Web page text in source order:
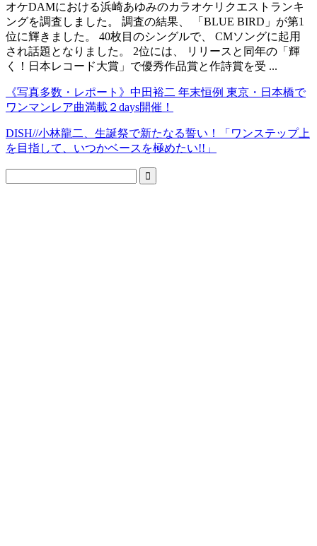
オケDAMにおける浜崎あゆみのカラオケリクエストランキ
ングを調査しました。 調査の結果、 「BLUE BIRD」が第1
位に輝きました。 40枚目のシングルで、 CMソングに起用
され話題となりました。 2位には、 リリースと同年の「輝
く！日本レコード大賞」で優秀作品賞と作詩賞を受 ...
《写真多数・レポート》中田裕二 年末恒例 東京・日本橋で
ワンマンレア曲満載２days開催！
DISH//小林龍二、生誕祭で新たなる誓い！「ワンステップ上
を目指して、いつかベースを極めたい!!」